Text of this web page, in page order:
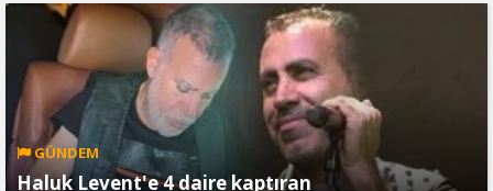
GÜNDEM
Haluk Levent'e 4 daire kaptıran